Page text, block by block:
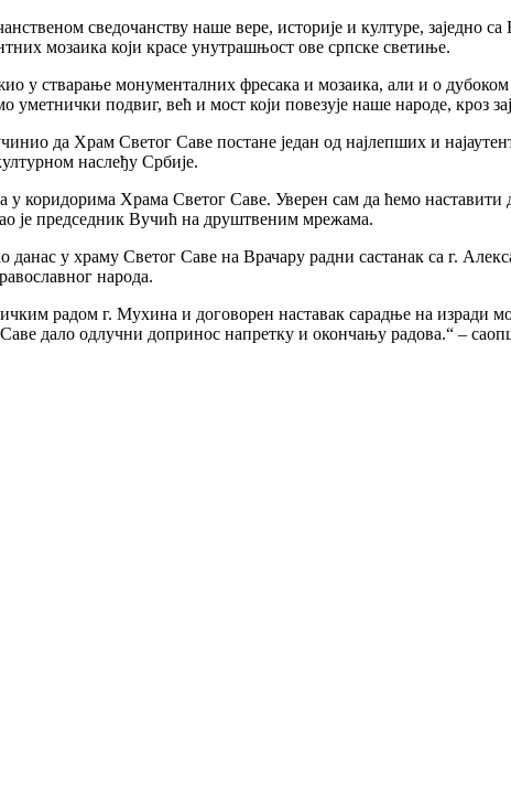
сведочанству наше вере, историје и културе, заједно
мозаика који красе унутрашњост ове српске светиње.
у стварање монументалних фресака и мозаика, али и о
подвиг, већ и мост који повезује наше народе, кроз
да Храм Светог Саве постане један од најлепших и
наслеђу Србије.
коридорима Храма Светог Саве. Уверен сам да ћемо наставити
је председник Вучић на друштвеним мрежама.
данас у храму Светог Саве на Врачару радни састанак са г.
народа.
радом г. Мухина и договорен наставак сарадње на изради
Саве дало одлучни допринос напретку и окончању радова.“ –